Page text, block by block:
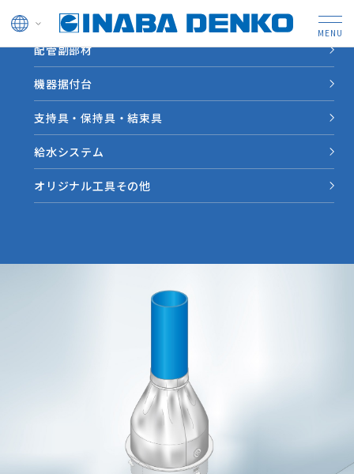
ドレン管
配管副部材
機器据付台
支持具・保持具・結束具
給水システム
オリジナル工具その他
HOME 製品情報 耐火クロスカバー
防火区画貫通部材（タイカエックス/タイカX）
耐火クロスカバー
貫通穴の埋め戻しが不要で、床上からの施工で完結します。
固定材を外せば追加配線も可能です。（用途：給水･給湯･電